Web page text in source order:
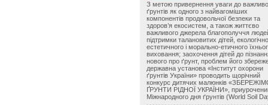
З метою привернення уваги до
ґрунтів як одного з найвагоміших
компонентів продовольчої безпеки та
здоров’я екосистем, а також життєво
важливого джерела благополуччя
підтримки талановитих дітей,
естетичного і морально-етичного
виховання; заохочення дітей до
нового про ґрунт, проблем його
державна установа «Інститут охорони
ґрунтів України» проводить щорічний
конкурс дитячих малюнків
ҐРУНТИ РІДНОЇ УКРАЇНИ»,
Міжнародного дня ґрунтів (World Soil